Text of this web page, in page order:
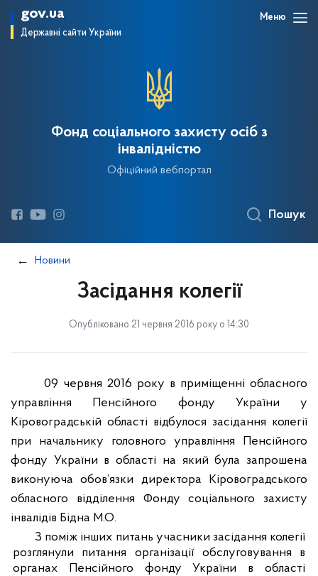
gov.ua
Державні сайти України
Меню
Фонд соціального захисту осіб з
інвалідністю
Офіційний вебпортал
Пошук
Новини
Засідання колегії
Опубліковано 21 червня 2016 року о 14:30
09 червня 2016 року в приміщенні обласного
управління Пенсійного фонду України у
Кіровоградській області відбулося засідання колегії
при начальнику головного управління Пенсійного
фонду України в області на який була запрошена
виконуюча обов’язки директора Кіровоградського
обласного відділення Фонду соціального захисту
інвалідів Бідна М.О.
З поміж інших питань учасники засідання колегії
розглянули питання організації обслуговування в
органах Пенсійного фонду України в області